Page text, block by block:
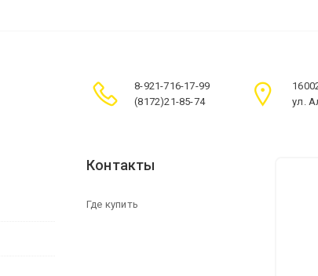
8-921-716-17-99
(8172)21-85-74
ул.
Контакты
Где купить